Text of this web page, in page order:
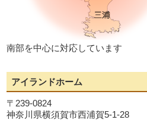
南部を中心に対応しています
アイランドホーム
〒239-0824
神奈川県横須賀市西浦賀5-1-28